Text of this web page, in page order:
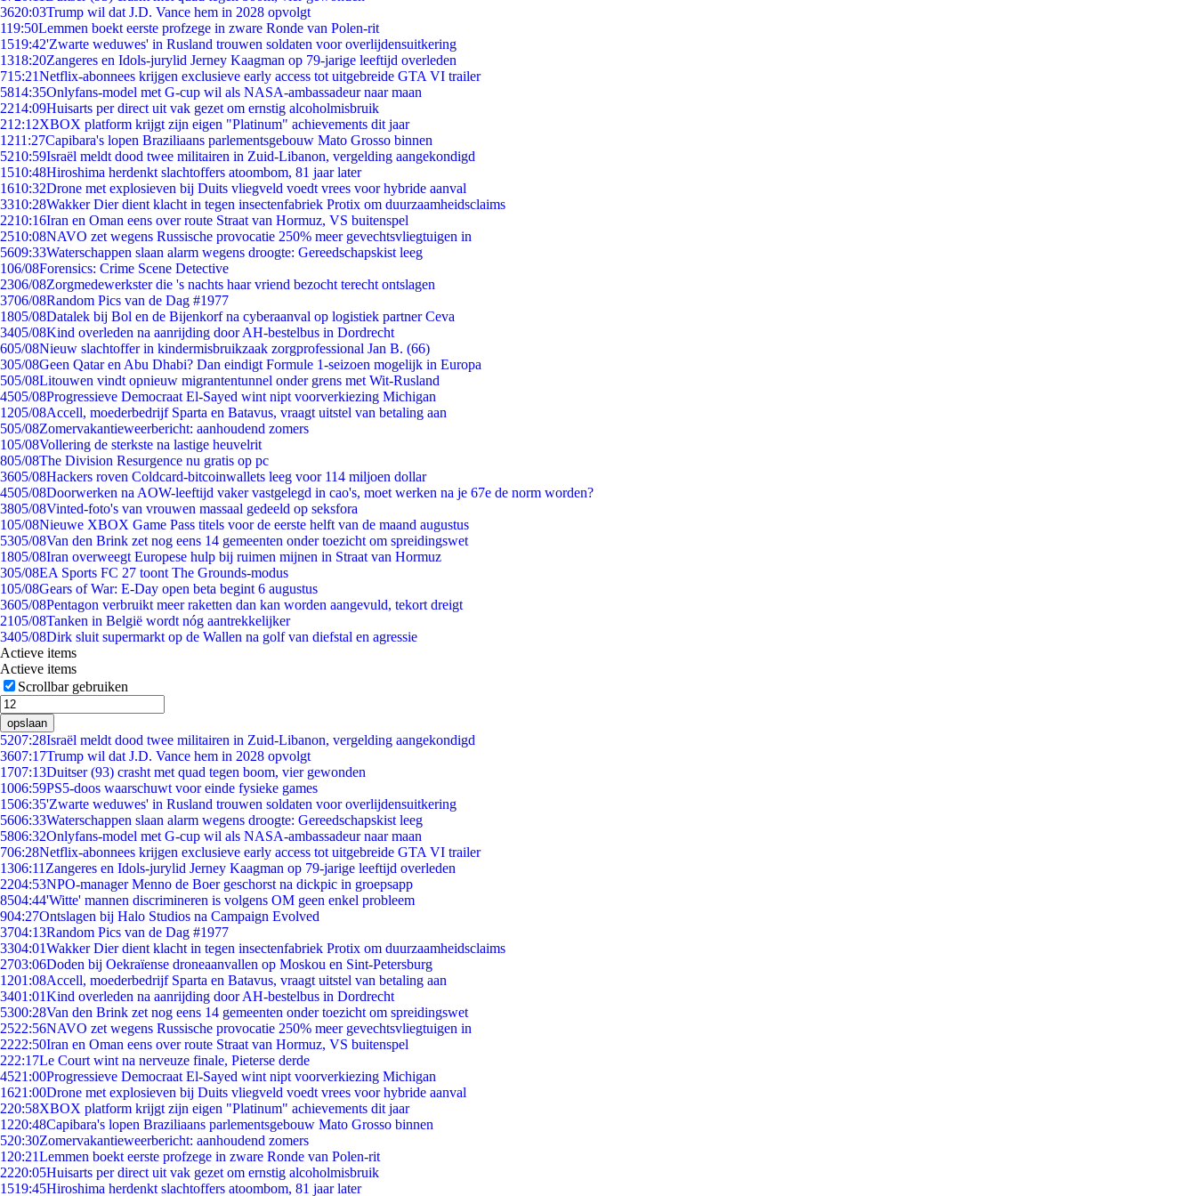
3620:03Trump wil dat J.D. Vance hem in 2028 opvolgt
119:50Lemmen boekt eerste profzege in zware Ronde van Polen-rit
1519:42'Zwarte weduwes' in Rusland trouwen soldaten voor overlijdensuitkering
1318:20Zangeres en Idols-jurylid Jerney Kaagman op 79-jarige leeftijd overleden
715:21Netflix-abonnees krijgen exclusieve early access tot uitgebreide GTA VI trailer
5814:35Onlyfans-model met G-cup wil als NASA-ambassadeur naar maan
2214:09Huisarts per direct uit vak gezet om ernstig alcoholmisbruik
212:12XBOX platform krijgt zijn eigen "Platinum" achievements dit jaar
1211:27Capibara's lopen Braziliaans parlementsgebouw Mato Grosso binnen
5210:59Israël meldt dood twee militairen in Zuid-Libanon, vergelding aangekondigd
1510:48Hiroshima herdenkt slachtoffers atoombom, 81 jaar later
1610:32Drone met explosieven bij Duits vliegveld voedt vrees voor hybride aanval
3310:28Wakker Dier dient klacht in tegen insectenfabriek Protix om duurzaamheidsclaims
2210:16Iran en Oman eens over route Straat van Hormuz, VS buitenspel
2510:08NAVO zet wegens Russische provocatie 250% meer gevechtsvliegtuigen in
5609:33Waterschappen slaan alarm wegens droogte: Gereedschapskist leeg
106/08Forensics: Crime Scene Detective
2306/08Zorgmedewerkster die 's nachts haar vriend bezocht terecht ontslagen
3706/08Random Pics van de Dag #1977
1805/08Datalek bij Bol en de Bijenkorf na cyberaanval op logistiek partner Ceva
3405/08Kind overleden na aanrijding door AH-bestelbus in Dordrecht
605/08Nieuw slachtoffer in kindermisbruikzaak zorgprofessional Jan B. (66)
305/08Geen Qatar en Abu Dhabi? Dan eindigt Formule 1-seizoen mogelijk in Europa
505/08Litouwen vindt opnieuw migrantentunnel onder grens met Wit-Rusland
4505/08Progressieve Democraat El-Sayed wint nipt voorverkiezing Michigan
1205/08Accell, moederbedrijf Sparta en Batavus, vraagt uitstel van betaling aan
505/08Zomervakantieweerbericht: aanhoudend zomers
105/08Vollering de sterkste na lastige heuvelrit
805/08The Division Resurgence nu gratis op pc
3605/08Hackers roven Coldcard-bitcoinwallets leeg voor 114 miljoen dollar
4505/08Doorwerken na AOW-leeftijd vaker vastgelegd in cao's, moet werken na je 67e de norm worden?
3805/08Vinted-foto's van vrouwen massaal gedeeld op seksfora
105/08Nieuwe XBOX Game Pass titels voor de eerste helft van de maand augustus
5305/08Van den Brink zet nog eens 14 gemeenten onder toezicht om spreidingswet
1805/08Iran overweegt Europese hulp bij ruimen mijnen in Straat van Hormuz
305/08EA Sports FC 27 toont The Grounds-modus
105/08Gears of War: E-Day open beta begint 6 augustus
3605/08Pentagon verbruikt meer raketten dan kan worden aangevuld, tekort dreigt
2105/08Tanken in België wordt nóg aantrekkelijker
3405/08Dirk sluit supermarkt op de Wallen na golf van diefstal en agressie
Actieve items
Actieve items
Scrollbar gebruiken
opslaan
5207:28Israël meldt dood twee militairen in Zuid-Libanon, vergelding aangekondigd
3607:17Trump wil dat J.D. Vance hem in 2028 opvolgt
1707:13Duitser (93) crasht met quad tegen boom, vier gewonden
1006:59PS5-doos waarschuwt voor einde fysieke games
1506:35'Zwarte weduwes' in Rusland trouwen soldaten voor overlijdensuitkering
5606:33Waterschappen slaan alarm wegens droogte: Gereedschapskist leeg
5806:32Onlyfans-model met G-cup wil als NASA-ambassadeur naar maan
706:28Netflix-abonnees krijgen exclusieve early access tot uitgebreide GTA VI trailer
1306:11 Zangeres en Idols-jurylid Jerney Kaagman op 79-jarige leeftijd overleden
2204:53NPO-manager Menno de Boer geschorst na dickpic in groepsapp
8504:44'Witte' mannen discrimineren is volgens OM geen enkel probleem
904:27Ontslagen bij Halo Studios na Campaign Evolved
3704:13Random Pics van de Dag #1977
3304:01Wakker Dier dient klacht in tegen insectenfabriek Protix om duurzaamheidsclaims
2703:06Doden bij Oekraïense droneaanvallen op Moskou en Sint-Petersburg
1201:08Accell, moederbedrijf Sparta en Batavus, vraagt uitstel van betaling aan
3401:01Kind overleden na aanrijding door AH-bestelbus in Dordrecht
5300:28Van den Brink zet nog eens 14 gemeenten onder toezicht om spreidingswet
2522:56NAVO zet wegens Russische provocatie 250% meer gevechtsvliegtuigen in
2222:50Iran en Oman eens over route Straat van Hormuz, VS buitenspel
222:17Le Court wint na nerveuze finale, Pieterse derde
4521:00Progressieve Democraat El-Sayed wint nipt voorverkiezing Michigan
1621:00Drone met explosieven bij Duits vliegveld voedt vrees voor hybride aanval
220:58XBOX platform krijgt zijn eigen "Platinum" achievements dit jaar
1220:48Capibara's lopen Braziliaans parlementsgebouw Mato Grosso binnen
520:30Zomervakantieweerbericht: aanhoudend zomers
1 20:21Lemmen boekt eerste profzege in zware Ronde van Polen-rit
2220:05Huisarts per direct uit vak gezet om ernstig alcoholmisbruik
1519:45Hiroshima herdenkt slachtoffers atoombom, 81 jaar later